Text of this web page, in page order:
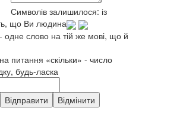
Символів залишилося: із
що Ви людина
- одне слово на тій же мові, що й
питання «скільки» - число
будь-ласка